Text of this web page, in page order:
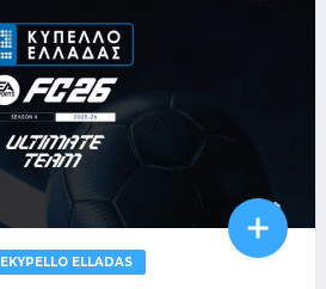
EKYPELLO ELLADAS